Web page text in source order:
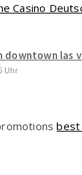
Casino
downtown las
Uhr
best